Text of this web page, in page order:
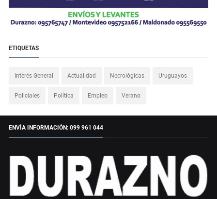
ETIQUETAS
Interés General Actualidad Necrológicas Uruguayos
Policiales Política Empleo Verano
ENVÍA INFORMACIÓN: 099 961 044